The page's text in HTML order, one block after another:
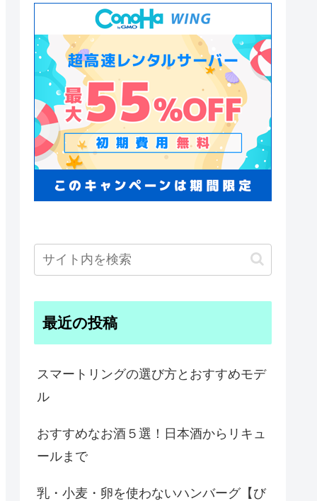
最近の投稿
スマートリングの選び方とおすすめモデ
ル
おすすめなお酒５選！日本酒からリキュ
ールまで
乳・小麦・卵を使わないハンバーグ【び